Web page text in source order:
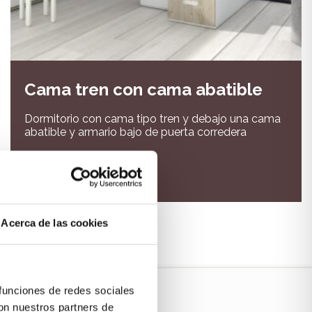
Acerca de las cookies
de redes sociales
nuestros partners de
Cama tren con cama abatible
Dormitorio con cama tipo tren y debajo una cama
abatible y armario bajo de puerta corredera
VER PRODUCTO